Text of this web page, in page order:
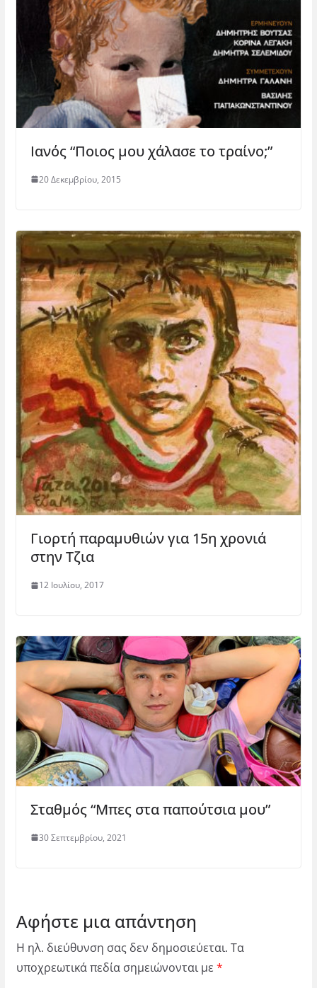
Ιανός “Ποιος μου χάλασε το τραίνο;”
20 Δεκεμβρίου, 2015
Γιορτή παραμυθιών για 15η χρονιά
στην Τζια
12 Ιουλίου, 2017
Σταθμός “Μπες στα παπούτσια μου”
30 Σεπτεμβρίου, 2021
Αφήστε μια απάντηση
Η ηλ. διεύθυνση σας δεν δημοσιεύεται. Τα
υποχρεωτικά πεδία σημειώνονται με *